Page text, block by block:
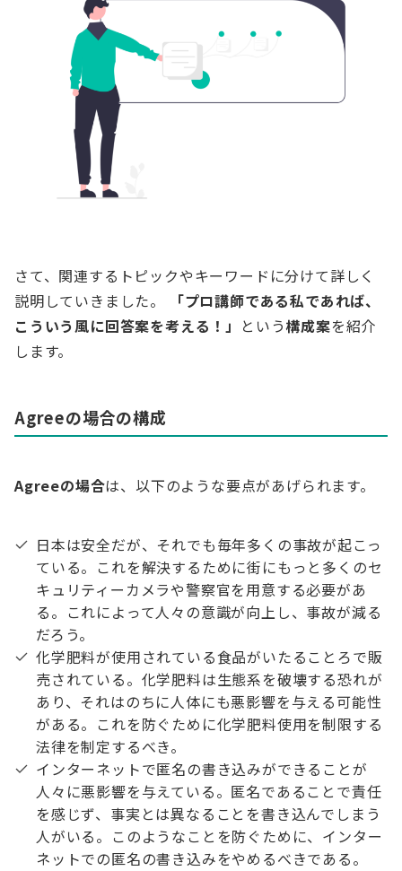
さて、関連するトピックやキーワードに分けて詳しく
説明していきました。
「プロ講師である私であれば、
こういう風に回答案を考える！」 という構成案を紹介
します。
Agreeの場合の構成
Agreeの場合は、以下のような要点があげられます。
日本は安全だが、それでも毎年多くの事故が起こっ
ている。これを解決するために街にもっと多くのセ
キュリティーカメラや警察官を用意する必要があ
る。これによって人々の意識が向上し、事故が減る
だろう。
化学肥料が使用されている食品がいたることろで販
売されている。化学肥料は生態系を破壊する恐れが
あり、それはのちに人体にも悪影響を与える可能性
がある。これを防ぐために化学肥料使用を制限する
法律を制定するべき。
インターネットで匿名の書き込みができることが
人々に悪影響を与えている。匿名であることで責任
を感じず、事実とは異なることを書き込んでしまう
人がいる。このようなことを防ぐために、インター
ネットでの匿名の書き込みをやめるべきである。